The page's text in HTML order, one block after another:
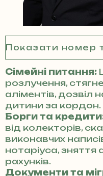
Сімейні питання:
розлучення,
аліментів, дозвіл
дитини за кордон.
Борги та
від колекторів,
виконавчих
нотаріуса, зняття
рахунків.
Документи та